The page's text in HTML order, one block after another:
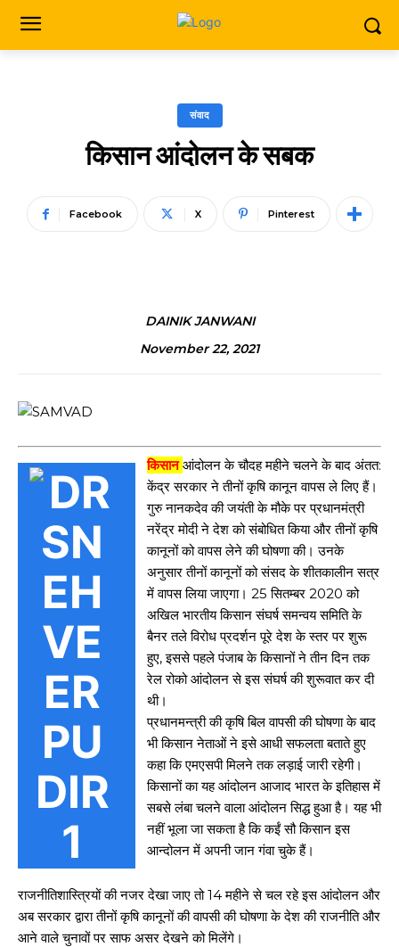
संवाद
किसान आंदोलन के सबक
Facebook X Pinterest
DAINIK JANWANI
November 22, 2021
किसान आंदोलन के चौदह महीने चलने के बाद अंतत:
केंद्र सरकार ने तीनों कृषि कानून वापस ले लिए हैं।
गुरु नानकदेव की जयंती के मौके पर प्रधानमंत्री
नरेंद्र मोदी ने देश को संबोधित किया और तीनों कृषि
कानूनों को वापस लेने की घोषणा की। उनके
अनुसार तीनों कानूनों को संसद के शीतकालीन सत्र
में वापस लिया जाएगा। 25 सितम्बर 2020 को
अखिल भारतीय किसान संघर्ष समन्वय समिति के
बैनर तले विरोध प्रदर्शन पूरे देश के स्तर पर शुरू
हुए, इससे पहले पंजाब के किसानों ने तीन दिन तक
रेल रोको आंदोलन से इस संघर्ष की शुरूवात कर दी
थी।
प्रधानमन्त्री की कृषि बिल वापसी की घोषणा के बाद
भी किसान नेताओं ने इसे आधी सफलता बताते हुए
कहा कि एमएसपी मिलने तक लड़ाई जारी रहेगी।
किसानों का यह आंदोलन आजाद भारत के इतिहास में
सबसे लंबा चलने वाला आंदोलन सिद्ध हुआ है। यह भी
नहीं भूला जा सकता है कि कईं सौ किसान इस
आन्दोलन में अपनी जान गंवा चुके हैं।
राजनीतिशास्त्रियों की नजर देखा जाए तो 14 महीने से चल रहे इस आंदोलन और
अब सरकार द्वारा तीनों कृषि कानूनों की वापसी की घोषणा के देश की राजनीति और
आने वाले चुनावों पर साफ असर देखने को मिलेंगे।